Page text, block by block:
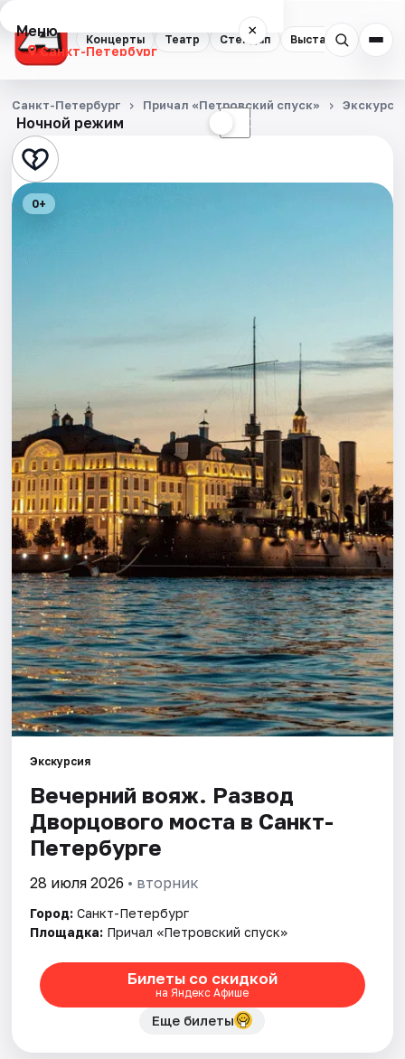
Концерты Театр Стендап Выставки
Меню ×
Санкт-Петербург
Концерты
Театр
Стендап
Города
Площадки
Артисты
Рейтинги
Ночной режим ☾
Санкт-Петербург Причал «Петровский спуск»
0+
Экскурсия
Вечерний вояж. Развод
Дворцового моста в Санкт-
Петербурге
28 июля 2026 • вторник
Город: Санкт-Петербург
Площадка: Причал «Петровский спуск»
Билеты со скидкой
на Яндекс Афише
Еще билеты